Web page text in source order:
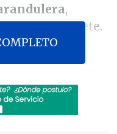
,
con el gabinete.
y nos
, el fotógrafo y
un